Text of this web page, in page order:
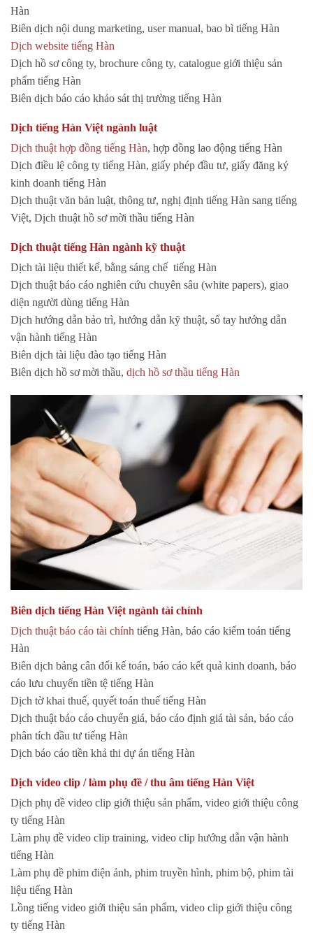
Hàn
Biên dịch nội dung marketing, user manual, bao bì tiếng Hàn
Dịch website tiếng Hàn
Dịch hồ sơ công ty, brochure công ty, catalogue giới thiệu sản
phẩm tiếng Hàn
Biên dịch báo cáo khảo sát thị trường tiếng Hàn
Dịch tiếng Hàn Việt ngành luật
Dịch thuật hợp đồng tiếng Hàn, hợp đồng lao động tiếng Hàn
Dịch điều lệ công ty tiếng Hàn, giấy phép đầu tư, giấy đăng ký
kinh doanh tiếng Hàn
Dịch thuật văn bản luật, thông tư, nghị định tiếng Hàn sang tiếng
Việt, Dịch thuật hồ sơ mời thầu tiếng Hàn
Dịch thuật tiếng Hàn ngành kỹ thuật
Dịch tài liệu thiết kế, bằng sáng chế tiếng Hàn
Dịch thuật báo cáo nghiên cứu chuyên sâu (white papers), giao
diện người dùng tiếng Hàn
Dịch hướng dẫn bảo trì, hướng dẫn kỹ thuật, sổ tay hướng dẫn
vận hành tiếng Hàn
Biên dịch tài liệu đào tạo tiếng Hàn
Biên dịch hồ sơ mời thầu, dịch hồ sơ thầu tiếng Hàn
Biên dịch tiếng Hàn Việt ngành tài chính
Dịch thuật báo cáo tài chính tiếng Hàn, báo cáo kiểm toán tiếng
Hàn
Biên dịch bảng cân đối kế toán, báo cáo kết quả kinh doanh, báo
cáo lưu chuyển tiền tệ tiếng Hàn
Dịch tờ khai thuế, quyết toán thuế tiếng Hàn
Dịch thuật báo cáo chuyển giá, báo cáo định giá tài sản, báo cáo
phân tích đầu tư tiếng Hàn
Dịch báo cáo tiền khả thi dự án tiếng Hàn
Dịch video clip / làm phụ đề / thu âm tiếng Hàn Việt
Dịch phụ đề video clip giới thiệu sản phẩm, video giới thiệu công
ty tiếng Hàn
Làm phụ đề video clip training, video clip hướng dẫn vận hành
tiếng Hàn
Làm phụ đề phim điện ảnh, phim truyền hình, phim bộ, phim tài
liệu tiếng Hàn
Lồng tiếng video giới thiệu sản phẩm, video clip giới thiệu công
ty tiếng Hàn